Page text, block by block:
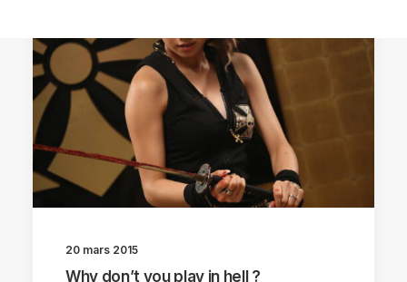
20 mars 2015
Why don’t you play in hell ?